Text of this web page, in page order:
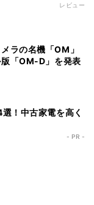
レビュー
ラの名機「OM」
「OM-D」を発表
！中古家電を高く
- PR -